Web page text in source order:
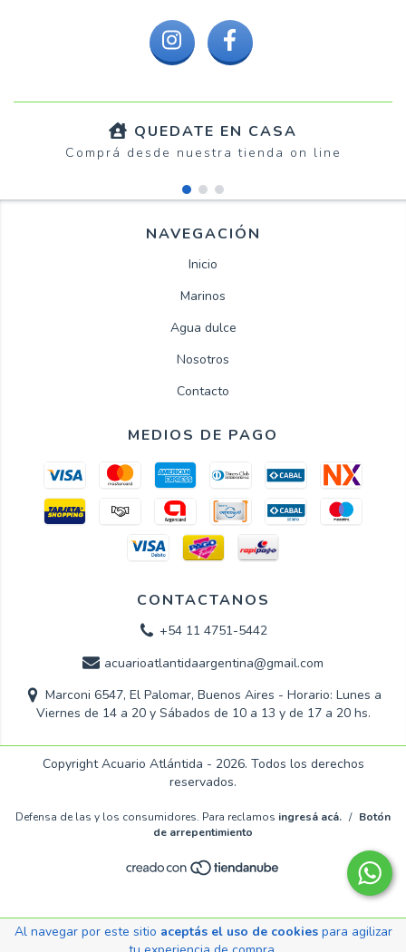
Al navegar por este sitio aceptás el uso de cookiespara agilizar
QUEDATE EN CASA
Comprá desde nuestra tienda on line
NAVEGACIÓN
Inicio
Marinos
Agua dulce
Nosotros
Contacto
MEDIOS DE PAGO
CONTACTANOS
+54 11 4751-5442
acuarioatlantidaargentina@gmail.com
Marconi 6547, El Palomar, Buenos Aires - Horario: Lunes a
Viernes de 14 a 20 y Sábados de 10 a 13 y de 17 a 20 hs.
Copyright Acuario Atlántida - 2026. Todos los derechos
reservados.
Defensa de las y los consumidores. Para reclamos ingresá acá. / Botón
de arrepentimiento